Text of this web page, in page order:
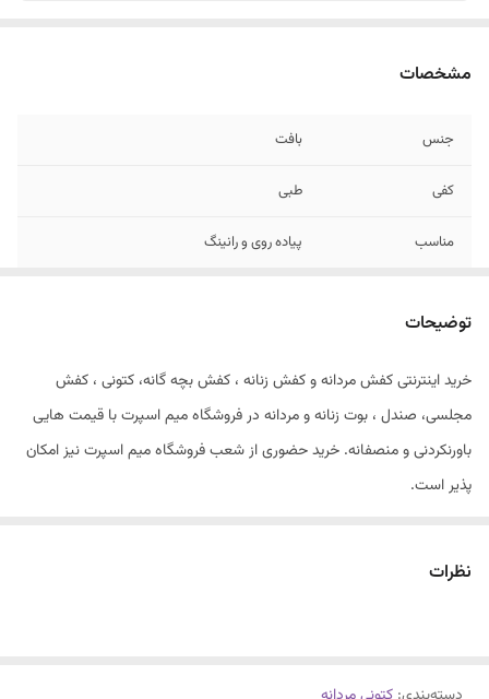
مشخصات
جنس بافت
کفی طبی
مناسب پیاده روی و رانینگ
توضیحات
خرید اینترنتی کفش مردانه و کفش زنانه ، کفش بچه گانه، کتونی ، کفش
مجلسی، صندل ، بوت زنانه و مردانه در فروشگاه میم اسپرت با قیمت هایی
باورنکردنی و منصفانه. خرید حضوری از شعب فروشگاه میم اسپرت نیز امکان
پذیر است.
نظرات